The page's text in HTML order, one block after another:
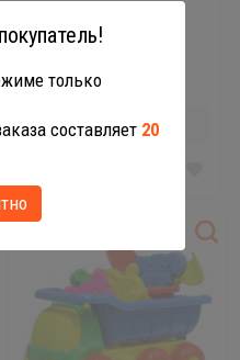
ЦЕНА: 1 293,60
Нет в наличии
только
составляет 20